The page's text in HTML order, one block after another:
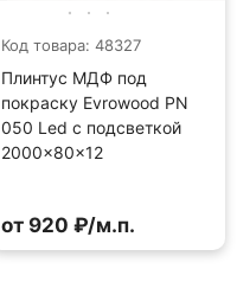
Код товара: 48327
Плинтус МДФ под
покраску Evrowood PN
050 Led с подсветкой
2000×80×12
от 920 ₽/м.п.